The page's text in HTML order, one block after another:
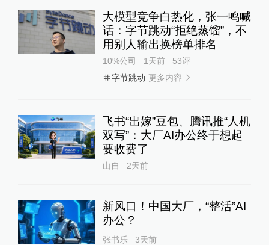
大模型竞争白热化，张一鸣喊
话：字节跳动“拒绝蒸馏”，不
用别人输出换榜单排名
10%公司 1天前 53评
字节跳动 更多内容
飞书“出嫁”豆包、腾讯推“人机
双写”：大厂AI办公终于想起
要收费了
山自 2天前
新风口！中国大厂，“整活”AI
办公？
张书乐 3天前